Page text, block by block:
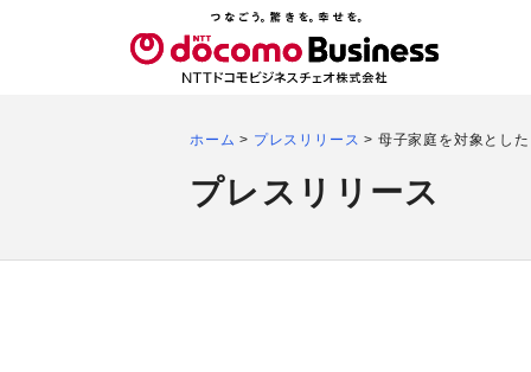
ホーム > プレスリリース > 母子家庭を対象とし
プレスリリース